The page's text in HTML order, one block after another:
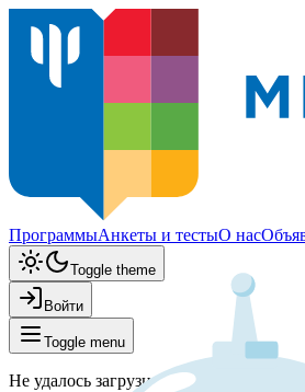
ПрограммыАнкеты и тестыО нас
Toggle theme
Войти
Toggle menu
Не удалось загрузить программы